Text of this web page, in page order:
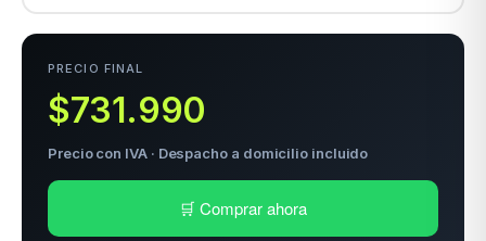
PRECIO FINAL
$731.990
Precio con IVA · Despacho a domicilio incluido
🛒 Comprar ahora